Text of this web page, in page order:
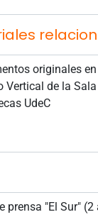
originales
Vertical de la Sala
UdeC
prensa "El Sur"